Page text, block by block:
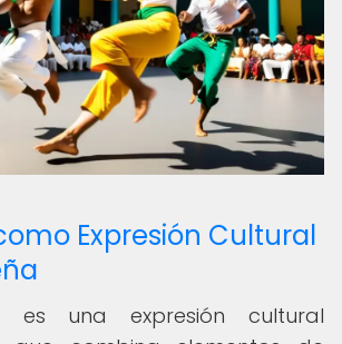
Expresión Cultural
es una expresión cultural